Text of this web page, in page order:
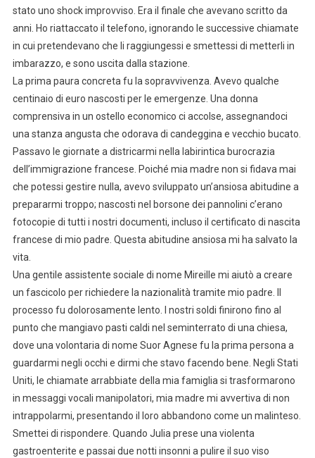
stato uno shock improvviso. Era il finale che avevano scritto da
anni. Ho riattaccato il telefono, ignorando le successive chiamate
in cui pretendevano che li raggiungessi e smettessi di metterli in
imbarazzo, e sono uscita dalla stazione.
La prima paura concreta fu la sopravvivenza. Avevo qualche
centinaio di euro nascosti per le emergenze. Una donna
comprensiva in un ostello economico ci accolse, assegnandoci
una stanza angusta che odorava di candeggina e vecchio bucato.
Passavo le giornate a districarmi nella labirintica burocrazia
dell’immigrazione francese. Poiché mia madre non si fidava mai
che potessi gestire nulla, avevo sviluppato un’ansiosa abitudine a
prepararmi troppo; nascosti nel borsone dei pannolini c’erano
fotocopie di tutti i nostri documenti, incluso il certificato di nascita
francese di mio padre. Questa abitudine ansiosa mi ha salvato la
vita.
Una gentile assistente sociale di nome Mireille mi aiutò a creare
un fascicolo per richiedere la nazionalità tramite mio padre. Il
processo fu dolorosamente lento. I nostri soldi finirono fino al
punto che mangiavo pasti caldi nel seminterrato di una chiesa,
dove una volontaria di nome Suor Agnese fu la prima persona a
guardarmi negli occhi e dirmi che stavo facendo bene. Negli Stati
Uniti, le chiamate arrabbiate della mia famiglia si trasformarono
in messaggi vocali manipolatori, mia madre mi avvertiva di non
intrappolarmi, presentando il loro abbandono come un malinteso.
Smettei di rispondere. Quando Julia prese una violenta
gastroenterite e passai due notti insonni a pulire il suo viso